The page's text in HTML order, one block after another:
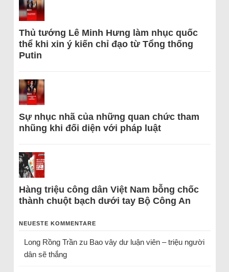
Thủ tướng Lê Minh Hưng làm nhục quốc
thể khi xin ý kiến chỉ đạo từ Tổng thống
Putin
Sự nhục nhã của những quan chức tham
nhũng khi đối diện với pháp luật
Hàng triệu công dân Việt Nam bỗng chốc
thành chuột bạch dưới tay Bộ Công An
NEUESTE KOMMENTARE
Long Rồng Trầnzu Bao vây dư luận viên – triệu người
dân sẽ thắng